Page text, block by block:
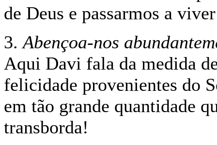
de Deus e passarmos a
3.Abençoa-nos
Aqui Davi fala da medida
felicidade provenientes do
em tão grande quantidade
transborda!